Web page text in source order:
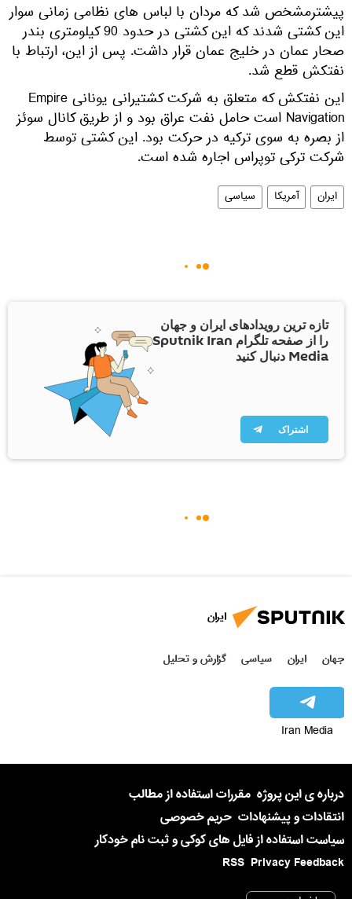
پیشترمشخص شد که مردان با لباس های نظامی زمانی سوار
این کشتی شدند که این کشتی در حدود 90 کیلومتری بندر
صحار عمان در خلیج عمان قرار داشت. پس از این، ارتباط با
نفتکش قطع شد.
این نفتکش که متعلق به شرکت کشتیرانی یونانی Empire
Navigation است حامل نفت عراق بود و از طریق کانال سوئز
از بصره به سوی ترکیه در حرکت بود. این کشتی توسط
شرکت ترکی توپراس اجاره شده است.
ایران آمریکا سیاسی
تازه ترین رویدادهای ایران و جهان
را از صفحه تلگرام Sputnik Iran
Media دنبال کنید
اشتراک
ایران
جهان ایران سیاسی گزارش و تحلیل
Iran Media
درباره ی این پروژه مقررات استفاده از مطالب
انتقادات و پیشنهادات حریم خصوصی
سیاست استفاده از فایل های کوکی و ثبت نام خودکار
Privacy Feedback
RSS